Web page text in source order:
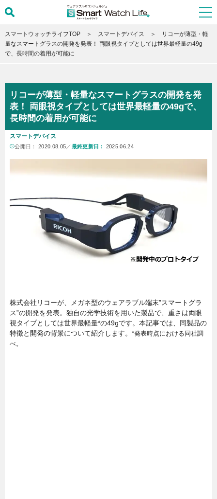
スマートウォッチライフTOP スマートデバイス
リコーが薄型・軽
量なスマートグラスの開発を発表！ 両眼視タイプとしては世界最軽量の49g
で、長時間の着用が可能に
リコーが薄型・軽量なスマートグラスの開発を発
表！ 両眼視タイプとしては世界最軽量の49gで、
長時間の着用が可能に
スマートデバイス
公開日： 2020.08.05 ／ 最終更新日： 2025.06.24
株式会社リコーが、メガネ型のウェアラブル端末”スマートグラ
ス”の開発を発表。独自の光学技術を用いた製品で、重さは両眼
視タイプとしては世界最軽量*の49gです。本記事では、同製品の
特徴と開発の背景について紹介します。 *発表時点における同社調
べ。